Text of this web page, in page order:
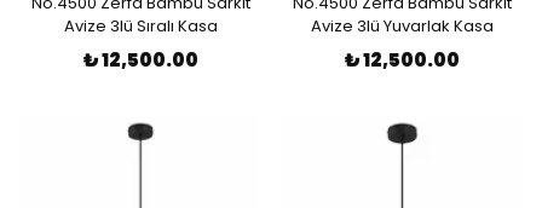
Avize 3lü Sıralı Kasa
₺ 12,500.00
Avize 3lü Yuvarlak Kasa
₺ 12,500.00